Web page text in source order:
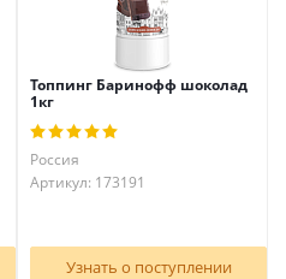
Топпинг Баринофф шоколад
1кг
Россия
Артикул: 173191
Узнать о поступлении